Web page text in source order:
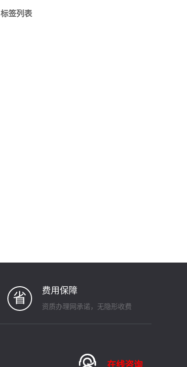
标签列表
省 费用保障
资质办理网承诺，无隐形收费
在线咨询